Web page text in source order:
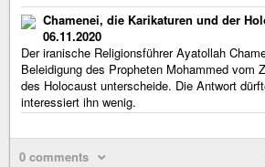
Chamenei, die Karikaturen und der
06.11.2020
Der iranische Religionsführer Ayatollah
Beleidigung des Propheten Mohammed vom
des Holocaust unterscheide. Die Antwort
interessiert ihn wenig.
0 comments